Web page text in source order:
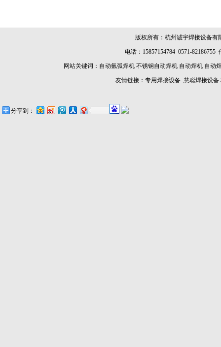
版权所有：杭州诚宇焊接设备
电话：15857154784 0571-
网站关键词： 自动氩弧焊机 不锈钢自动焊机 自动焊机 自动
友情链接： 专用焊接设备 慧聪焊接设备
分享到：